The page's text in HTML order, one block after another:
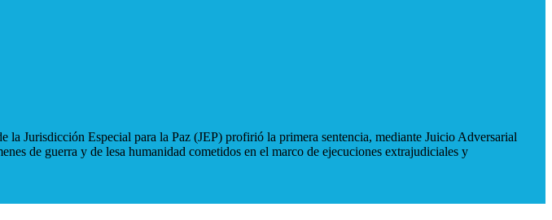
la Jurisdicción Especial para la Paz (JEP) profirió la primera sentencia, mediante Juicio Adversarial
de guerra y de lesa humanidad cometidos en el marco de ejecuciones extrajudiciales y